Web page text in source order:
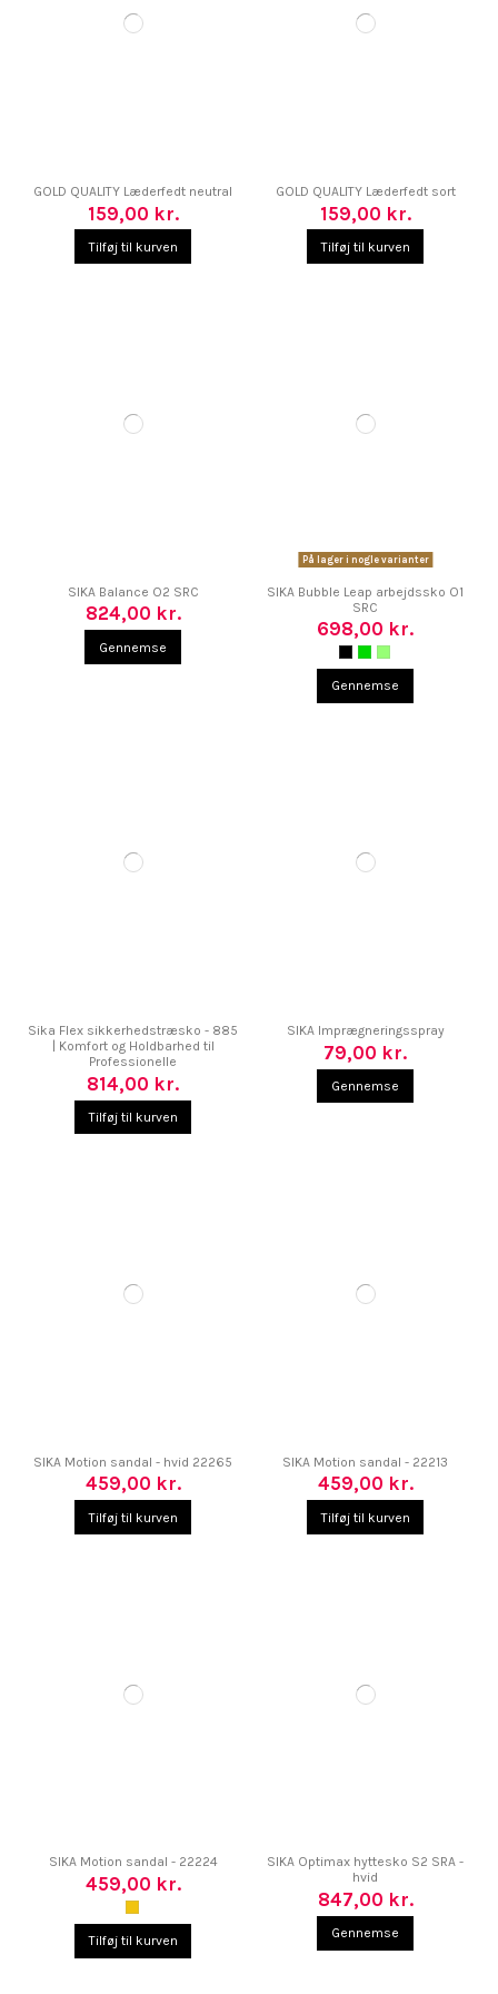
GOLD QUALITY Læderfedt neutral
159,00 kr.
Tilføj til kurven
GOLD QUALITY Læderfedt sort
159,00 kr.
Tilføj til kurven
SIKA Balance O2 SRC
824,00 kr.
Gennemse
På lager i nogle varianter
SIKA Bubble Leap arbejdssko O1
SRC
698,00 kr.
Gennemse
Sika Flex sikkerhedstræsko - 885
| Komfort og Holdbarhed til
Professionelle
814,00 kr.
Tilføj til kurven
SIKA Imprægneringsspray
79,00 kr.
Gennemse
SIKA Motion sandal - hvid 22265
459,00 kr.
Tilføj til kurven
SIKA Motion sandal - 22213
459,00 kr.
Tilføj til kurven
SIKA Motion sandal - 22224
459,00 kr.
Tilføj til kurven
SIKA Optimax hyttesko S2 SRA -
hvid
847,00 kr.
Gennemse